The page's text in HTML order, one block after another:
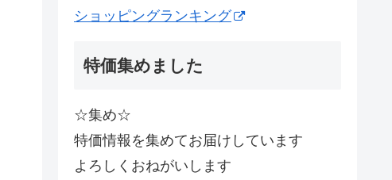
ショッピングランキング
特価集めました
☆集め☆
特価情報を集めてお届けしています
よろしくおねがいします